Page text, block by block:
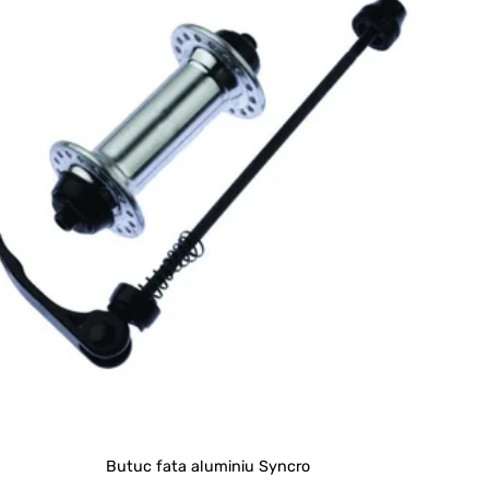
Butuc fata aluminiu Syncro